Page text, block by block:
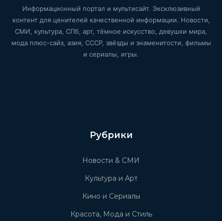
Информационный портал и мультисайт. Эксклюзивный
контент для ценителей качественной информации. Новости,
СМИ, культура, СПб, арт, тёмное искусство, девушки мира,
мода плюс-сайз, азия, СССР, звёзды и знаменитости, фильмы
и сериалы, игры.
Рубрики
Новости & СМИ
Культура и Арт
Кино и Сериалы
Красота, Мода и Стиль